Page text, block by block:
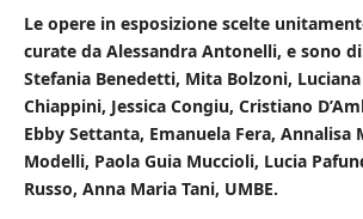
Le opere in esposizione scelte
curate da Alessandra Antonelli, e sono
Stefania Benedetti, Mita Bolzoni, Luciana
Chiappini, Jessica Congiu, Cristiano
Ebby Settanta, Emanuela Fera, Annalisa
Modelli, Paola Guia Muccioli, Lucia
Russo, Anna Maria Tani, UMBE.